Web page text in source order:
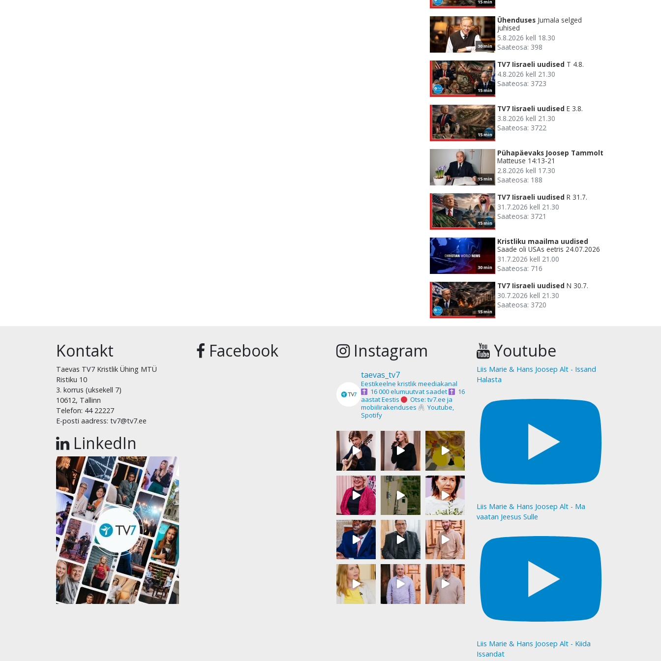
15 min
30 min
Ühenduses Jumala selged
juhised
5.8.2026 kell 18.30
Saateosa: 398
15 min
TV7 Iisraeli uudised T 4.8.
4.8.2026 kell 21.30
Saateosa: 3723
15 min
TV7 Iisraeli uudised E 3.8.
3.8.2026 kell 21.30
Saateosa: 3722
15 min
Pühapäevaks Joosep Tammolt
Matteuse 14:13-21
2.8.2026 kell 17.30
Saateosa: 188
15 min
TV7 Iisraeli uudised R 31.7.
31.7.2026 kell 21.30
Saateosa: 3721
30 min
Kristliku maailma uudised
Saade oli USAs eetris 24.07.2026
31.7.2026 kell 21.00
Saateosa: 716
15 min
TV7 Iisraeli uudised N 30.7.
30.7.2026 kell 21.30
Saateosa: 3720
Kontakt
Taevas TV7 Kristlik Ühing MTÜ
Ristiku 10
3. korrus (uksekell 7)
10612, Tallinn
Telefon: 44 22227
E-posti aadress: tv7@tv7.ee
LinkedIn
Facebook Instagram
taevas_tv7
Eestikeelne kristlik meediakanal
16 000 elumuutvat saadet
16
aastat Eestis
Otse: tv7.ee ja
mobiilirakenduses
Youtube,
Spotify
Youtube
Liis Marie & Hans Joosep Alt - Issand
Halasta
Liis Marie & Hans Joosep Alt - Ma
vaatan Jeesus Sulle
Liis Marie & Hans Joosep Alt - Kiida
Issandat